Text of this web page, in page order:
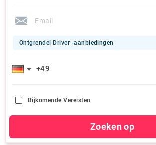
Ontgrendel Driver -aanbiedingen
Bijkomende Vereisten
Zoeken op